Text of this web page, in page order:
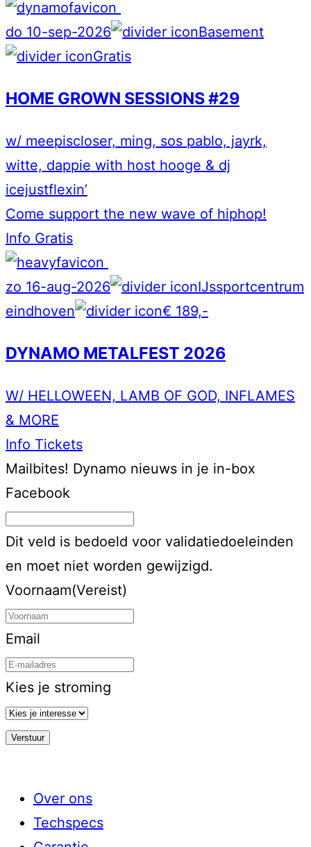
do 10-sep-2026
Basement
Gratis
HOME GROWN SESSIONS #29
w/ meepiscloser, ming, sos pablo, jayrk,
witte, dappie with host hooge & dj
icejustflexin’
Come support the new wave of hiphop!
Info Gratis
zo 16-aug-2026
IJssportcentrum
eindhoven
€ 189,-
DYNAMO METALFEST 2026
W/ HELLOWEEN, LAMB OF GOD, INFLAMES
& MORE
Info Tickets
Mailbites! Dynamo nieuws in je in-box
Facebook
Dit veld is bedoeld voor validatiedoeleinden
en moet niet worden gewijzigd.
Voornaam(Vereist)
Email
Kies je stroming
Over ons
Techspecs